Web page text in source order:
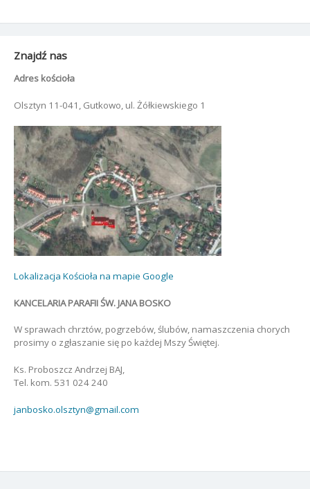
Znajdź nas
Adres kościoła
Olsztyn 11-041, Gutkowo, ul. Żółkiewskiego 1
Lokalizacja Kościoła na mapie Google
KANCELARIA PARAFII ŚW. JANA BOSKO
W sprawach chrztów, pogrzebów, ślubów, namaszczenia chorych
prosimy o zgłaszanie się po każdej Mszy Świętej.
Ks. Proboszcz Andrzej BAJ,
Tel. kom. 531 024 240
janbosko.olsztyn@gmail.com